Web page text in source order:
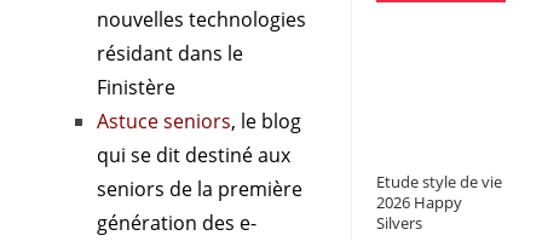
nouvelles technologies
résidant dans le
Finistère
Astuce seniors, le blog
qui se dit destiné aux
seniors de la première
génération des e-
Etude style de vie
2026 Happy
Silvers